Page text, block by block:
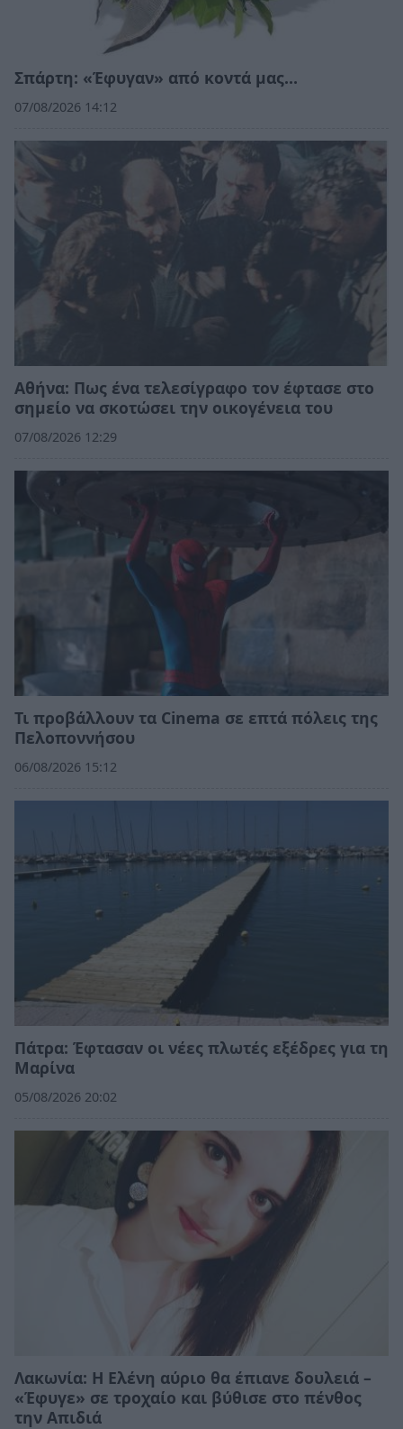
Σπάρτη: «Έφυγαν» από κοντά μας…
07/08/2026 14:12
Αθήνα: Πως ένα τελεσίγραφο τον έφτασε στο
σημείο να σκοτώσει την οικογένεια του
07/08/2026 12:29
Τι προβάλλουν τα Cinema σε επτά πόλεις της
Πελοποννήσου
06/08/2026 15:12
Πάτρα: Έφτασαν οι νέες πλωτές εξέδρες για τη
Μαρίνα
05/08/2026 20:02
Λακωνία: Η Ελένη αύριο θα έπιανε δουλειά –
«Έφυγε» σε τροχαίο και βύθισε στο πένθος
την Απιδιά